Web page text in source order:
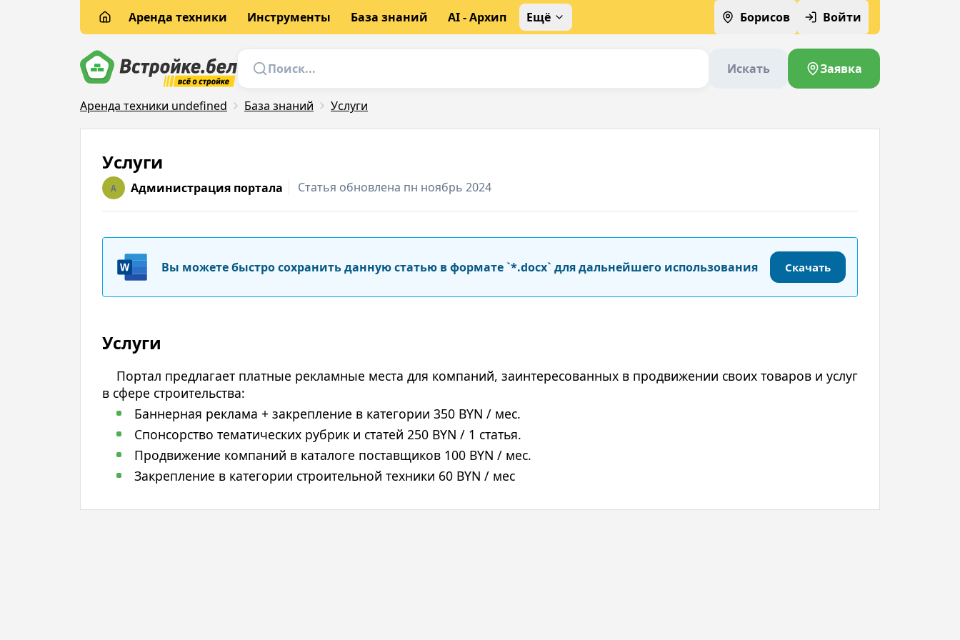
Аренда техники Инструменты База знаний AI - Архип Ещё Борисов Войти
Искать Заявка
Аренда техники undefined База знаний Услуги
Услуги
A Администрация портала Статья обновлена пн ноябрь 2024
Вы можете быстро сохранить данную статью в формате `*.docx` для дальнейшего использования Скачать
Услуги
Портал предлагает платные рекламные места для компаний, заинтересованных в продвижении своих товаров и услуг
в сфере строительства:
Баннерная реклама + закрепление в категории 350 BYN / мес.
Спонсорство тематических рубрик и статей 250 BYN / 1 статья.
Продвижение компаний в каталоге поставщиков 100 BYN / мес.
Закрепление в категории строительной техники 60 BYN / мес